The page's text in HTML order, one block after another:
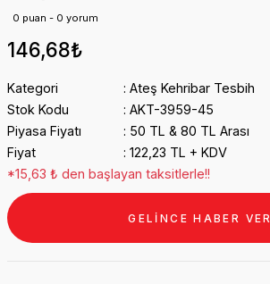
0 puan - 0 yorum
146,68₺
Kategori
Ateş Kehribar Tesbih
Stok Kodu
AKT-3959-45
Piyasa Fiyatı
50 TL & 80 TL Arası
Fiyat
122,23 TL + KDV
*15,63 ₺ den başlayan taksitlerle!!
GELİNCE HABER VER